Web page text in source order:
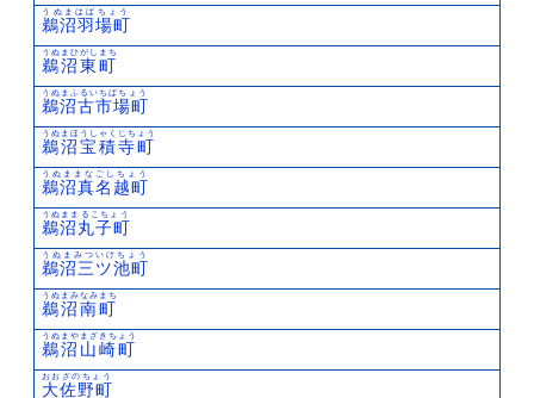
鵜沼羽場町
うぬまはばちょう
鵜沼東町
うぬまひがしまち
鵜沼古市場町
うぬまふるいちばちょう
鵜沼宝積寺町
うぬまほうしゃくじちょう
鵜沼真名越町
うぬままなごしちょう
鵜沼丸子町
うぬままるこちょう
鵜沼三ツ池町
うぬまみついけちょう
鵜沼南町
うぬまみなみまち
鵜沼山崎町
うぬまやまざきちょう
大佐野町
おおざのちょう